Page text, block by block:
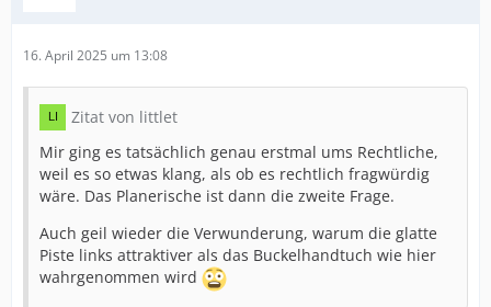
16. April 2025 um 13:08
Zitat von littlet
Mir ging es tatsächlich genau erstmal ums Rechtliche,
weil es so etwas klang, als ob es rechtlich fragwürdig
wäre. Das Planerische ist dann die zweite Frage.
Auch geil wieder die Verwunderung, warum die glatte
Piste links attraktiver als das Buckelhandtuch wie hier
wahrgenommen wird